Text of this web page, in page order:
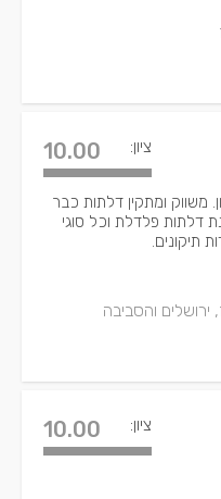
ציון: 10.00
משווק ומתקין דלתות כבר
דלתות פלדלת וכל סוגי
תיקונים.
ירושלים והסביבה
ציון: 10.00